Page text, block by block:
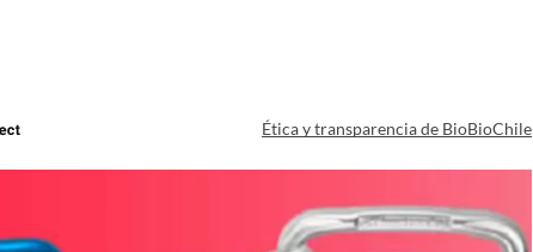
Ética y transparencia de BioBioChile